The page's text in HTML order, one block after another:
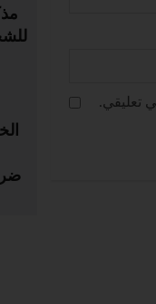
تعليقي.